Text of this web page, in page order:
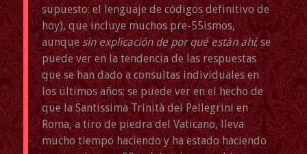
supuesto: el lenguaje de códigos definitivo de
hoy), que incluye muchos pre-55ismos,
aunquesin explicación de por qué están ahí; se
puede ver en la tendencia de las respuestas
que se han dado a consultas individuales en
los últimos años; se puede ver en el hecho de
que la Santissima Trinità dei Pellegrini en
Roma, a tiro de piedra del Vaticano, lleva
mucho tiempo haciendo y ha estado haciendo